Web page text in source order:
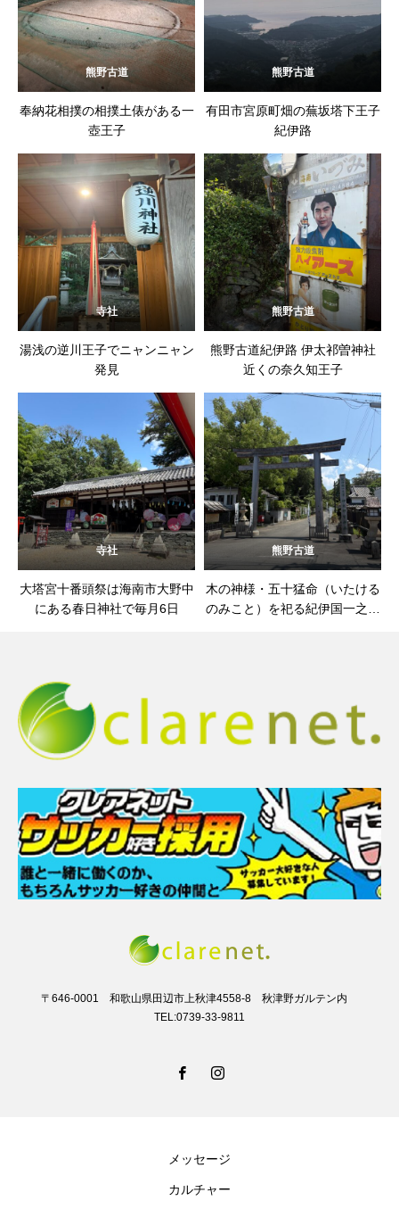
熊野古道
奉納花相撲の相撲土俵がある一
壺王子
熊野古道
有田市宮原町畑の蕪坂塔下王子
紀伊路
寺社
湯浅の逆川王子でニャンニャン
発見
熊野古道
熊野古道紀伊路 伊太祁曽神社
近くの奈久知王子
寺社
大塔宮十番頭祭は海南市大野中
にある春日神社で毎月6日
熊野古道
木の神様・五十猛命（いたける
のみこと）を祀る紀伊国一之宮
〒646-0001 和歌山県田辺市上秋津4558-8 秋津野ガルテン内
TEL:0739-33-9811
メッセージ
カルチャー